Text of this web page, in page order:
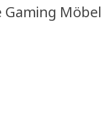
Gaming Möbel